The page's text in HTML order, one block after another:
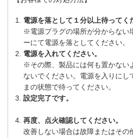
電源を落として１分以上待ってく
※電源プラグの場所が分からない
ーにて電源を落としてください。
電源を入れてください。
※その際、製品には何も置かない
ないでください。電源を入りにし
まの状態で待ってください。
設定完了です。
再度、点火確認してください。
改善しない場合は故障またはその